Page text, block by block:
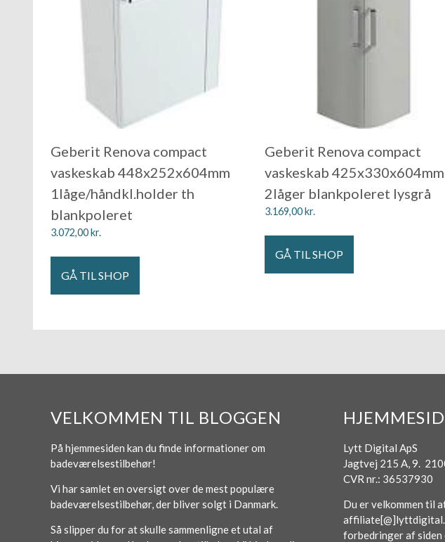
Geberit Renova compact
vaskeskab 448x252x604mm
1låge/håndkl.holder th
blankpoleret
3.072,00kr.
GÅ TIL SHOP
Geberit Renova compact
vaskeskab 425x330x604mm
2låger blankpoleret lysgrå
3.169,00kr.
GÅ TIL SHOP
VELKOMMEN TIL BLOGGEN
På hjemmesiden kan du finde informationer om
badeværelsestilbehør!
Vi har samlet en oversigt over de mest populære
badeværelsestilbehør, der bliver solgt i Danmark.
Så slipper du for at skulle sammenligne et utal af
Lytt Digital ApS
Jagtvej 215 A, 9.
CVR nr.: 36537930
Du er velkommen til
forbedringer af siden